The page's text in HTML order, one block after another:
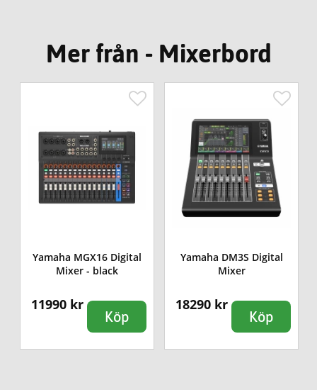
Mer från - Mixerbord
Yamaha MGX16 Digital
Mixer - black
11990 kr
Köp
Yamaha DM3S Digital
Mixer
18290 kr
Köp